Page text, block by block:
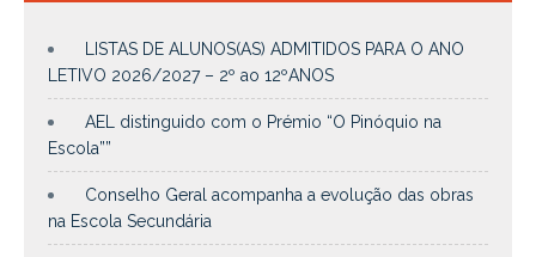
LISTAS DE ALUNOS(AS) ADMITIDOS PARA O ANO
LETIVO 2026/2027 – 2º ao 12ºANOS
AEL distinguido com o Prémio “O Pinóquio na
Escola””
Conselho Geral acompanha a evolução das obras
na Escola Secundária